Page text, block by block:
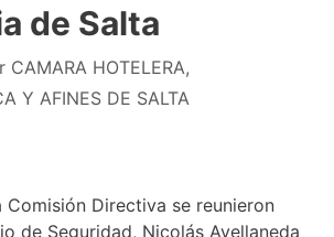
de Salta
CAMARA HOTELERA,
Y AFINES DE SALTA
Comisión Directiva se reunieron
de Seguridad, Nicolás Avellaneda